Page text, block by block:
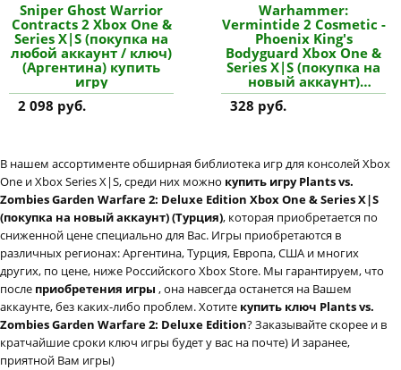
Sniper Ghost Warrior
Contracts 2 Xbox One &
Series X|S (покупка на
любой аккаунт / ключ)
(Аргентина) купить
игру
2 098 руб.
Warhammer:
Vermintide 2 Cosmetic -
Phoenix King's
Bodyguard Xbox One &
Series X|S (покупка на
новый аккаунт)
(Турция) купить
дополнение
328 руб.
В нашем ассортименте обширная библиотека игр для консолей Xbox
One и Xbox Series X|S, среди них можно купить игру Plants vs.
Zombies Garden Warfare 2: Deluxe Edition Xbox One & Series X|S
(покупка на новый аккаунт) (Турция), которая приобретается по
сниженной цене специально для Вас. Игры приобретаются в
различных регионах: Аргентина, Турция, Европа, США и многих
других, по цене, ниже Российского Xbox Store. Мы гарантируем, что
после приобретения игры , она навсегда останется на Вашем
аккаунте, без каких-либо проблем. Хотите купить ключ Plants vs.
Zombies Garden Warfare 2: Deluxe Edition? Заказывайте скорее и в
кратчайшие сроки ключ игры будет у вас на почте) И заранее,
приятной Вам игры)